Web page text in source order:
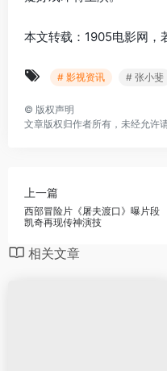
本文转载：1905电影网，
# 影视资讯 # 张小斐
© 版权声明
文章版权归作者所有，未经允许
上一篇
西部冒险片《屠夫渡口》曝片段
凯奇再现传神演技
相关文章